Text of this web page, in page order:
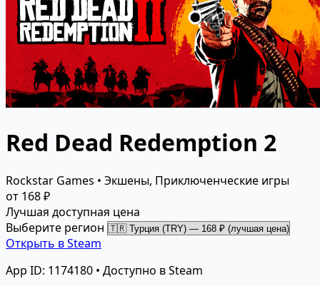
Red Dead Redemption 2
Rockstar Games • Экшены, Приключенческие игры
от 168 ₽
Лучшая доступная цена
Выберите регион
Открыть в Steam
App ID: 1174180 • Доступно в Steam